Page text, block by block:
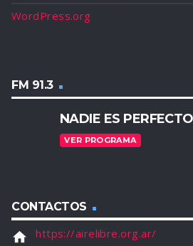
WordPress.org
FM 91.3
NADIE ES PERFECTO
VER PROGRAMA
CONTACTOS
home https://airelibre.org.ar/